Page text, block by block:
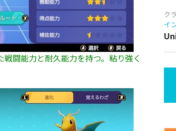
闘能力と耐久能力を持つ。粘り強く
ク
イ